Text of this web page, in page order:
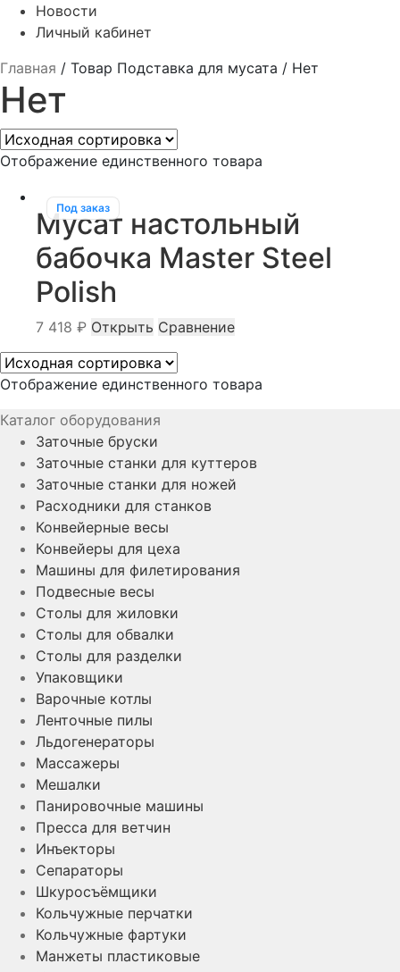
Новости
Личный кабинет
Главная / Товар Подставка для мусата / Нет
Нет
Отображение единственного товара
Под заказ
Мусат настольный
бабочка Master Steel
Polish
7 418 ₽ Открыть Сравнение
Отображение единственного товара
Каталог оборудования
Заточные бруски
Заточные станки для куттеров
Заточные станки для ножей
Расходники для станков
Конвейерные весы
Конвейеры для цеха
Машины для филетирования
Подвесные весы
Столы для жиловки
Столы для обвалки
Столы для разделки
Упаковщики
Варочные котлы
Ленточные пилы
Льдогенераторы
Массажеры
Мешалки
Панировочные машины
Пресса для ветчин
Инъекторы
Сепараторы
Шкуросъёмщики
Кольчужные перчатки
Кольчужные фартуки
Манжеты пластиковые